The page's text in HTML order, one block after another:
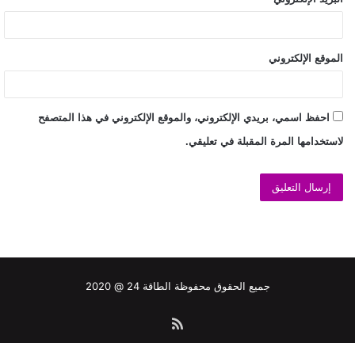
الموقع الإلكتروني
احفظ اسمي، بريدي الإلكتروني، والموقع الإلكتروني في هذا المتصفح
لاستخدامها المرة المقبلة في تعليقي.
جميع الحقوق محفوظة الطاقة 24 @ 2020
ملخص